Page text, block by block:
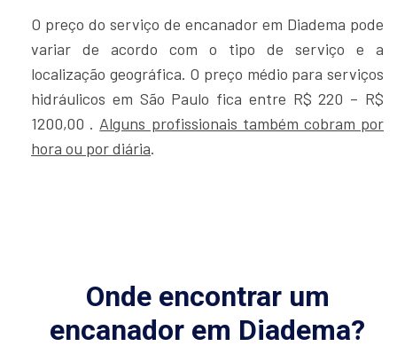
O preço do serviço de encanador em Diadema pode
variar de acordo com o tipo de serviço e a
localização geográfica. O preço médio para serviços
hidráulicos em São Paulo fica entre R$ 220 – R$
1200,00 . Alguns profissionais também cobram por
hora ou por diária.
Onde encontrar um
encanador em Diadema?